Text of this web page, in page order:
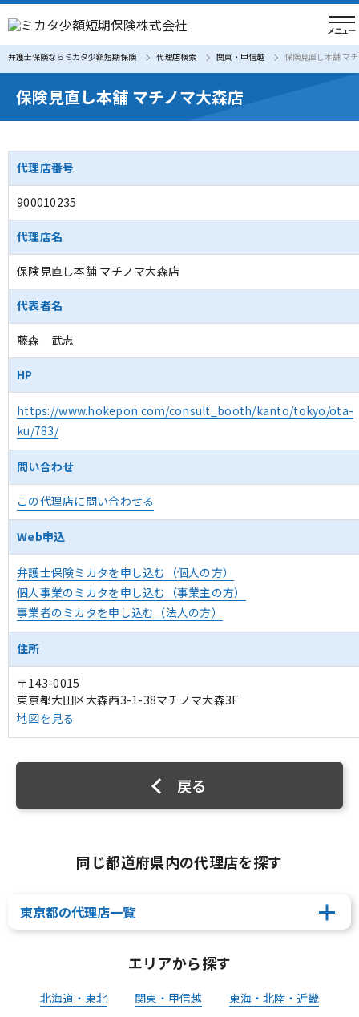
弁護士保険ならミカタ少額短期保険 代理店検索 関東・甲信越 保険見直し本舗 マ
保険見直し本舗 マチノマ大森店
代理店番号
900010235
代理店名
保険見直し本舗 マチノマ大森店
代表者名
藤森 武志
HP
https://www.hokepon.com/consult_booth/kanto/tokyo/ota-
ku/783/
問い合わせ
この代理店に問い合わせる
Web申込
弁護士保険ミカタを申し込む（個人の方）
個人事業のミカタを申し込む（事業主の方）
事業者のミカタを申し込む（法人の方）
住所
〒143-0015
東京都大田区大森西3-1-38マチノマ大森3F
地図を見る
戻る
同じ都道府県内の代理店を探す
東京都の代理店一覧
エリアから探す
北海道・東北 関東・甲信越 東海・北陸・近畿